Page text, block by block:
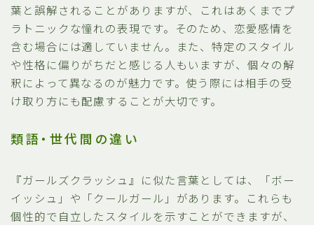
葉と誤解されることがありますが、これはあくまでプ
ラトニックな憧れの表現です。そのため、恋愛感情を
含む場合には適していません。また、特定のスタイル
や性格に偏りがちだと感じる人もいますが、個々の解
釈によって異なるのが魅力です。使う際には相手の受
け取り方にも配慮することが大切です。
類語・世代間の違い
『ガールズクラッシュ』に似た言葉としては、「ボー
イッシュ」や「クールガール」があります。これらも
個性的で自立したスタイルを示すことができますが、